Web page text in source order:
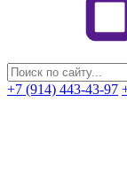
+7 (914) 443-43-97